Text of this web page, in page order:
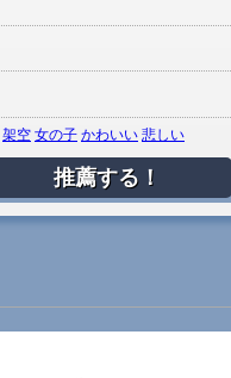
架空 女の子 かわいい 悲しい
推薦する！